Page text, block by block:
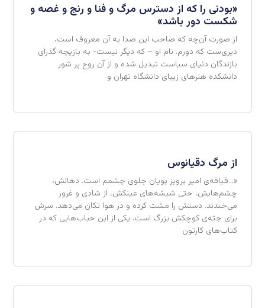
«بودنی را که از دسترس مرگ و فنا و رنج و غصه و
شکست دور باشد»
از صورت آن‌چه که صاحب این صدا به آن معروف است،
دیری‌ست که دورم. نام او – که دیگر نیست- به بازیچه گذرای
بازندگان دنیای سیاست تبدیل شده و از آن روح پر شور
دانشکده هنرهای زیبای دانشگاه تهران و
از مرگ دقیانوس
«…قیافه‌ی امیر پرویز پویان جلوی چشمم است. دهانش،
چشم‌هایش، حتی شیشه‌های عینکش، از شادی و غرور
می‌خندند. دستش را مشت کرده و در هوا تکان می‌دهد. سرش
برای جثه‌ی کوچکش بزرگ است. یکی از این حباب‌هایی که در
کتاب‌های کارتون